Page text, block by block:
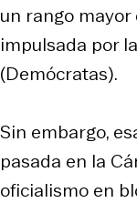
un rango mayor
impulsada por
(Demócratas).
Sin embargo,
pasada en la
oficialismo en